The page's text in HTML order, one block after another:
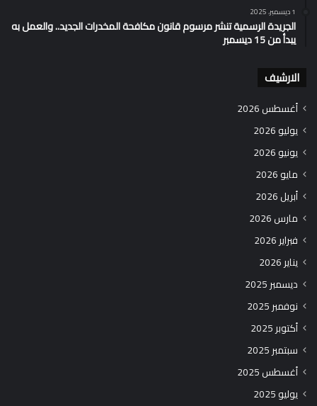
1 ديسمبر، 2025
الجريدة الرسمية تنشر مرسوم قانون مكافحة المخدرات الجديد.. والعمل به
يبدأ من 15 ديسمبر
الارشيف
أغسطس 2026
يوليو 2026
يونيو 2026
مايو 2026
أبريل 2026
مارس 2026
فبراير 2026
يناير 2026
ديسمبر 2025
نوفمبر 2025
أكتوبر 2025
سبتمبر 2025
أغسطس 2025
يوليو 2025